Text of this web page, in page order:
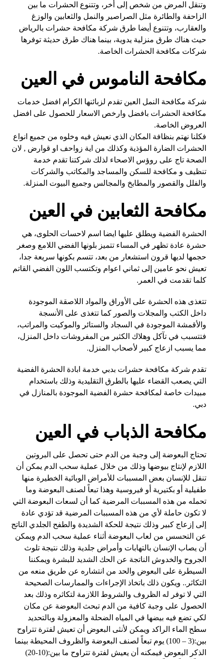
وتنقل المرض من شخص إلى أخر، وتتنوع الحشرات ما بين
الزاحفة والطائرة مثل الصراصير والنمل والثعابين والوزغ
والعقارب، وتتنوع أيضا طرق شركة مكافحة حشرات بالرياض
حيث هناك طرق منزلية يدوية، بينما هناك طرق حديثة توفرها
شركات مكافحة الحشرات الخاصة.
مكافحة الناموس في العين
شركة مكافحة النمل العين تقدم لزبائنها الكرام افضل خدمات
مكافحة الحشرات بافضل وارخص الاسعار للحصول على افضل
العروض الخاصة.
فكلنا نهتم بنظافة المكان الذي نعيش فيه وخلوه من جميع انواع
الحشرات الضارة المؤذية وكذلك من اية زواحف او قوارض , لان
الصحة تاج على روؤس الاصحاء لذلك شركتنا تقدم خدمة
تنظيف و مكافحة للسكن والمساجد والمكاتب والشركات
والفلل والقصور والمطابخ والمجالس وجميع البيوت المنزلة.
مكافحة الثعابين في العين
الحشرة الفضية ويطلق عليها ايضا اسم لاحسات الحلوى، هي
حشرة عادة تظهر في المساء تتميز بلونها الفضي اللامع وصغر
حجمها لديها قرون استشعار من بعد، تتسم بكونها سريعة جدا،
تعيش نحو عامين إلى ثماني اعوام وتكتسب اللون الفضي القاتم
كلما تقدمت في العمر.
تتغذى هذه الحشرة على الأوراق والمواد اللاصقة الموجودة
داخل الكتب والمجلات والصور كما تتغذى على الأنسجة
والأقمشة الموجودة في السجاد والستائر والموكيت والمراتب،
فتتسبب في تآكل وهلاك الكثير من المفروشات داخل المنزل،
مما يسبب ازعاج كبير لأصحاب المنزل.
تقدم شركة مكافحة حشرات بدبي خدمة ابادة الحشرة الفضية
التي يصعب القضاء عليها بالطرق التقليدية وذلك باستخدام
مبيدات خاصة لمكافحة حشرة الفضية الموجودة بالمنازل في
دبي.
مكافحة الذباب في العين
تحتاج البعوضة إلى وجبة من الدم حتى تحصل على البروتين
اللازم لإنتاج بيوضها وذلك من خلال عملية سحب الدم يمكن أن
تنقل للإنسان بعض المسببات للأمراض الوبائية الخطيرة منها
طفيلية أو بكتيرية أو فيروسية وهذا تبعاً لصنف البعوضة وما
تحمله من هذه المسببات المرضية كما أن لسعات البعوضة التي
لا تكون حاملة لأي من هذه المسببات المرضية قد تؤدي عادة
إلى إزعاج كبير وذلك نتيجة للحكة الشديدة والطفح الجلدي الناتج
عن التحسس من لعاب البعوضة أثناء عملية سحب الدم ويمكن
أن يصاب الإنسان بالتهابات وأمراض جلدية وذلك نتيجة تلوث
الجروح والخدوش الناتجة عن الحك الشديد للبشرة ويمكننا
السيطرة على البعوض والحد من انتشاره عن طريق منعه من
التكاثر.. ويكون ذلك باتخاذ الإجراءات والممارسات الصحيحة
التي لا توفر له الظروف والشروط اللازمة لتكاثره وذلك بعد
الحصول على وجبة كافية من الدم تبحث البعوضة عن مكان
لكي تضع فيه بيضها في المياه الضحلة والمعزولة وبالتحديد
سطح الماء الراكد ويمكن لأنثى البعوض أن تعيش لفترة تتراوح
بين:(3 – 100) يوم تبعاً لصنف البعوضة والظروف المحيطة بينما
الذكر البعوض فيمكنه أن يعيش لفترة تتراوح ما بين:(10-20)